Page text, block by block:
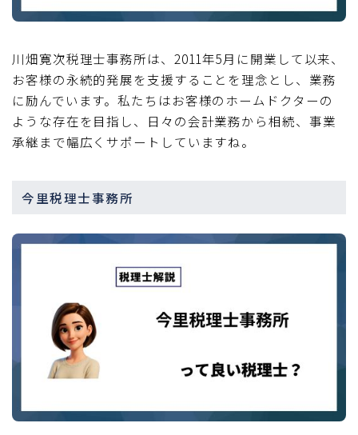
川畑寛次税理士事務所は、2011年5月に開業して以来、
お客様の永続的発展を支援することを理念とし、業務
に励んでいます。私たちはお客様のホームドクターの
ような存在を目指し、日々の会計業務から相続、事業
承継まで幅広くサポートしていますね。
今里税理士事務所